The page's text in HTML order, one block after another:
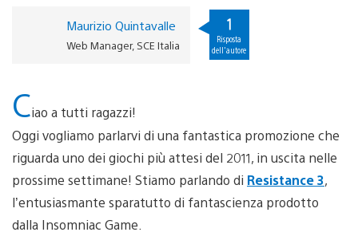
Maurizio Quintavalle
Web Manager, SCE Italia
1
Risposta
dell'autore
Ciao a tutti ragazzi!
Oggi vogliamo parlarvi di una fantastica promozione che
riguarda uno dei giochi più attesi del 2011, in uscita nelle
prossime settimane! Stiamo parlando di Resistance 3,
l’entusiasmante sparatutto di fantascienza prodotto
dalla Insomniac Game.